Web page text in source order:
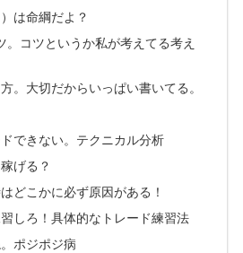
は命綱だよ？
。コツというか私が考えてる考え
。大切だからいっぱい書いてる。
できない。テクニカル分析
げる？
どこかに必ず原因がある！
しろ！具体的なトレード練習法
ポジポジ病